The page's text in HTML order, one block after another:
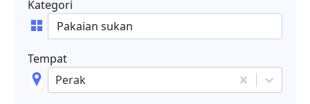
Kategori
Tempat
Perak